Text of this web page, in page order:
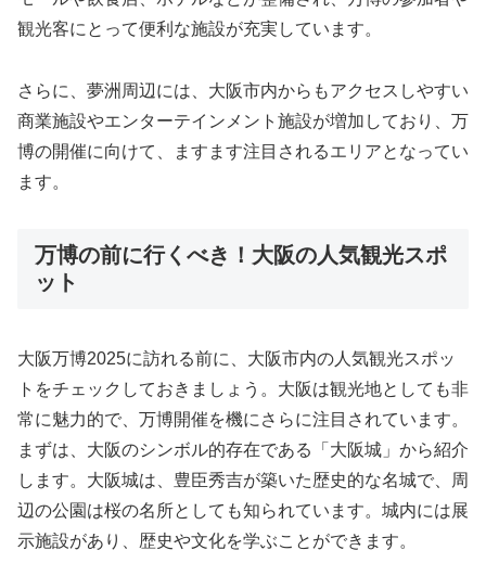
観光客にとって便利な施設が充実しています。
さらに、夢洲周辺には、大阪市内からもアクセスしやすい
商業施設やエンターテインメント施設が増加しており、万
博の開催に向けて、ますます注目されるエリアとなってい
ます。
万博の前に行くべき！大阪の人気観光スポ
ット
大阪万博2025に訪れる前に、大阪市内の人気観光スポッ
トをチェックしておきましょう。大阪は観光地としても非
常に魅力的で、万博開催を機にさらに注目されています。
まずは、大阪のシンボル的存在である「大阪城」から紹介
します。大阪城は、豊臣秀吉が築いた歴史的な名城で、周
辺の公園は桜の名所としても知られています。城内には展
示施設があり、歴史や文化を学ぶことができます。